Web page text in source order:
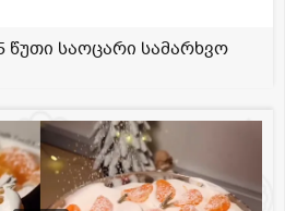
წუთი საოცარი სამარხვო